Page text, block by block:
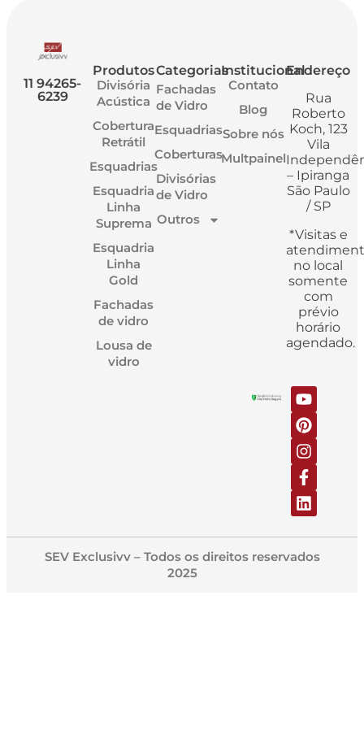
11 94265-
6239
Produtos
Divisória
Acústica
Cobertura
Retrátil
Esquadrias
Esquadria
Linha
Suprema
Esquadria
Linha
Gold
Fachadas
de vidro
Lousa de
vidro
Categorias
Fachadas
de Vidro
Esquadrias
Coberturas
Divisórias
de Vidro
Outros
Institucional
Contato
Blog
Sobre nós
Multpainel
Endereço
Rua
Roberto
Koch, 123
Vila
– Ipiranga
São Paulo
/ SP
*Visitas e
no local
somente
com
prévio
horário
agendado.
SEV Exclusivv – Todos os direitos reservados
2025